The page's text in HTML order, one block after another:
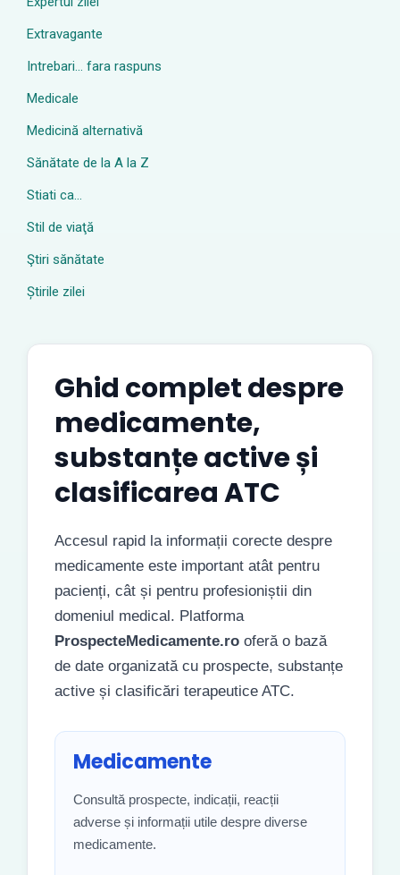
Extravagante
Intrebari… fara raspuns
Medicale
Medicină alternativă
Sănătate de la A la Z
Stiati ca…
Stil de viaţă
Ştiri sănătate
Știrile zilei
Ghid complet despre
medicamente,
substanțe active și
clasificarea ATC
Accesul rapid la informații corecte despre
medicamente este important atât pentru
pacienți, cât și pentru profesioniștii din
domeniul medical. Platforma
ProspecteMedicamente.ro oferă o bază
de date organizată cu prospecte, substanțe
active și clasificări terapeutice ATC.
Medicamente
Consultă prospecte, indicații, reacții
adverse și informații utile despre diverse
medicamente.